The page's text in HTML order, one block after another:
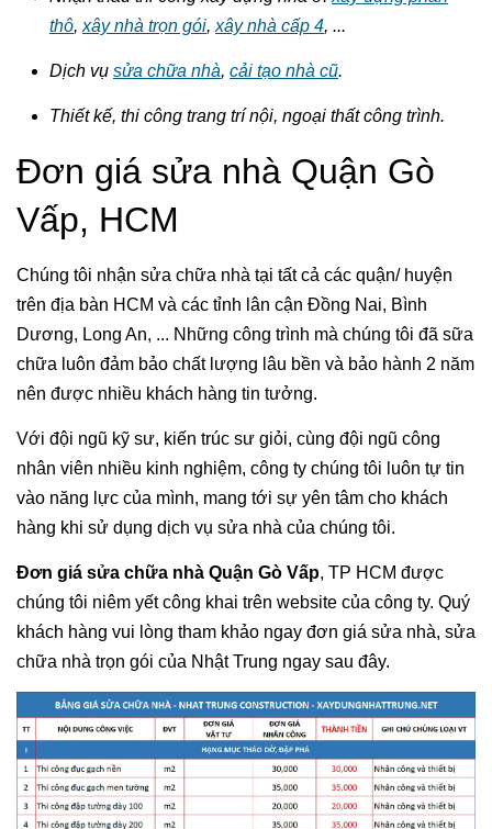
thô, xây nhà trọn gói, xây nhà cấp 4, ...
Dịch vụ sửa chữa nhà, cải tạo nhà cũ.
Thiết kế, thi công trang trí nội, ngoại thất công trình.
Đơn giá sửa nhà Quận Gò
Vấp, HCM
Chúng tôi nhận sửa chữa nhà tại tất cả các quận/ huyện
trên địa bàn HCM và các tỉnh lân cận Đồng Nai, Bình
Dương, Long An, ... Những công trình mà chúng tôi đã sữa
chữa luôn đảm bảo chất lượng lâu bền và bảo hành 2 năm
nên được nhiều khách hàng tin tưởng.
Với đội ngũ kỹ sư, kiến trúc sư giỏi, cùng đội ngũ công
nhân viên nhiều kinh nghiệm, công ty chúng tôi luôn tự tin
vào năng lực của mình, mang tới sự yên tâm cho khách
hàng khi sử dụng dịch vụ sửa nhà của chúng tôi.
Đơn giá sửa chữa nhà Quận Gò Vấp, TP HCM được
chúng tôi niêm yết công khai trên website của công ty. Quý
khách hàng vui lòng tham khảo ngay đơn giá sửa nhà, sửa
chữa nhà trọn gói của Nhật Trung ngay sau đây.